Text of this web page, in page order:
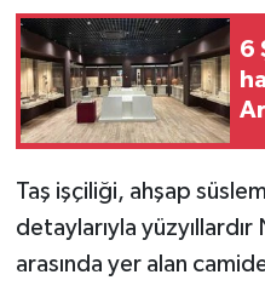
6
Taş işçiliği, ahşap
detaylarıyla
arasında yer alan